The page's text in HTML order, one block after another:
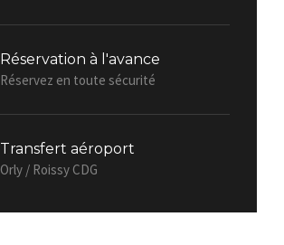
Réservation à l'avance
Réservez en toute sécurité
Transfert aéroport
Orly / Roissy CDG